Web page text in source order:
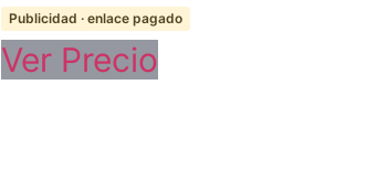
Publicidad · enlace pagado
Ver Precio